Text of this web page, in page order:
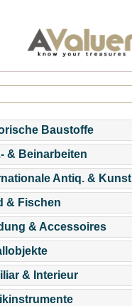
Baustoffe
& Beinarbeiten
Antiq. & Kunst
& Fischen
& Accessoires
& Interieur